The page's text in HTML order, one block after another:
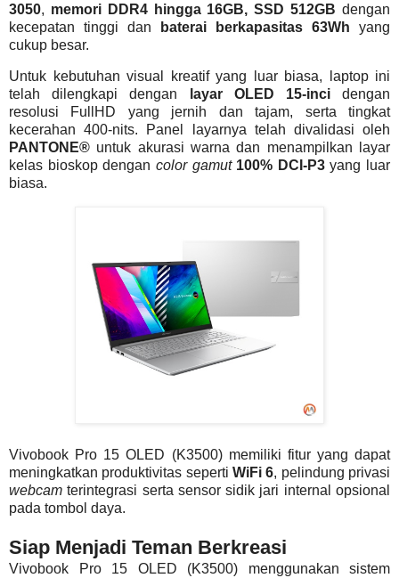
3050, memori DDR4 hingga 16GB, SSD 512GB dengan
kecepatan tinggi dan
baterai berkapasitas 63Wh yang
cukup besar.
Untuk kebutuhan visual kreatif yang luar biasa, laptop ini
telah dilengkapi dengan
layar OLED 15-incidengan
resolusi FullHD yang jernih dan tajam, serta tingkat
kecerahan 400-nits. Panel layarnya telah divalidasi oleh
PANTONE® untuk akurasi warna dan menampilkan layar
kelas bioskop dengan color gamut 100% DCI-P3yang luar
biasa.
Vivobook Pro 15 OLED (K3500) memiliki fitur yang dapat
meningkatkan produktivitas seperti WiFi 6, pelindung privasi
webcamterintegrasi serta sensor sidik jari internal opsional
pada tombol daya.
Siap Menjadi Teman Berkreasi
Vivobook Pro 15 OLED (K3500) menggunakan sistem